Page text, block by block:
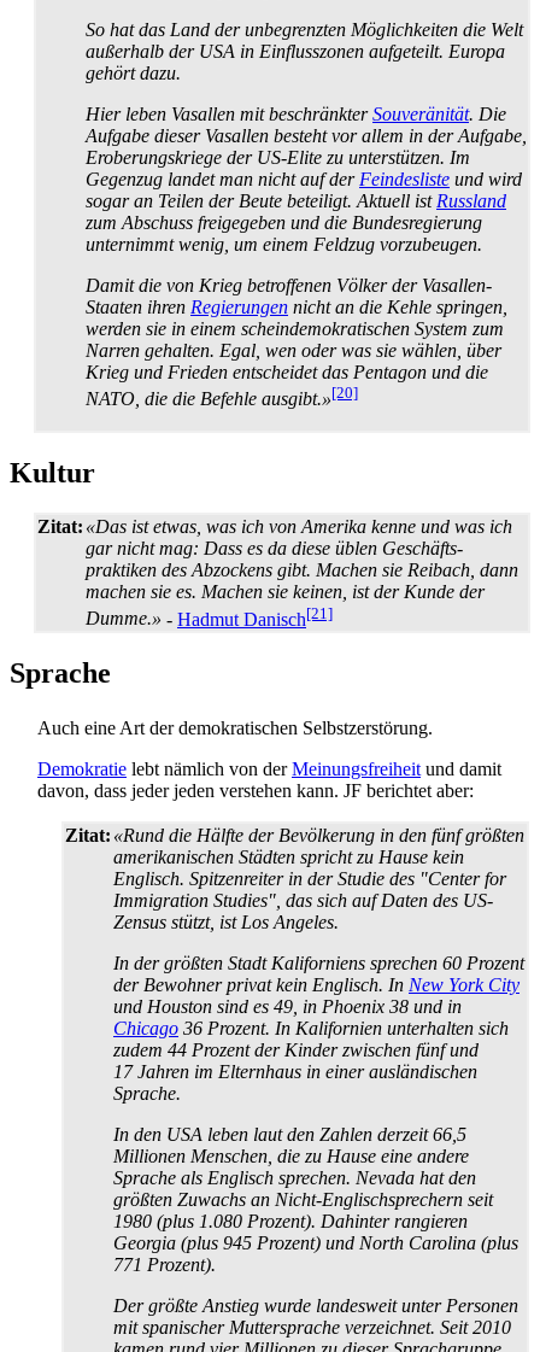
So hat das Land der unbegrenzten Möglichkeiten die Welt
außerhalb der USA in Einflusszonen aufgeteilt. Europa
gehört dazu.
Hier leben Vasallen mit beschränkterSouveränität. Die
Aufgabe dieser Vasallen besteht vor allem in der Aufgabe,
Eroberungs­kriege der US-Elite zu unterstützen. Im
Gegenzug landet man nicht auf der Feindesliste und wird
sogar an Teilen der Beute beteiligt. Aktuell ist Russland
zum Abschuss freigegeben und die Bundes­regierung
unternimmt wenig, um einem Feldzug vorzubeugen.
Damit die von Krieg betroffenen Völker der Vasallen-
Staaten ihren Regierungen nicht an die Kehle springen,
werden sie in einem schein­demokratischen System zum
Narren gehalten. Egal, wen oder was sie wählen, über
Krieg und Frieden entscheidet das Pentagon und die
NATO, die die Befehle ausgibt.»[20]
Kultur
Zitat: «Das ist etwas, was ich von Amerika kenne und was ich
gar nicht mag: Dass es da diese üblen Geschäfts­
praktiken des Abzockens gibt. Machen sie Reibach, dann
machen sie es. Machen sie keinen, ist der Kunde der
Dumme.» - Hadmut Danisch[21]
Sprache
Auch eine Art der demokratischen Selbstzerstörung.
Demokratie lebt nämlich von derMeinungsfreiheit und damit
davon, dass jeder jeden verstehen kann. JF berichtet aber:
Zitat: «Rund die Hälfte der Bevölkerung in den fünf größten
amerikanischen Städten spricht zu Hause kein
Englisch. Spitzenreiter in der Studie des "Center for
Immigration Studies", das sich auf Daten des US-
Zensus stützt, ist Los Angeles.
In der größten Stadt Kaliforniens sprechen 60 Prozent
der Bewohner privat kein Englisch. In New York City
und Houston sind es 49, in Phoenix 38 und in
Chicago 36 Prozent. In Kalifornien unterhalten sich
zudem 44 Prozent der Kinder zwischen fünf und
17 Jahren im Elternhaus in einer ausländischen
Sprache.
In den USA leben laut den Zahlen derzeit 66,5
Millionen Menschen, die zu Hause eine andere
Sprache als Englisch sprechen. Nevada hat den
größten Zuwachs an Nicht-Englisch­sprechern seit
1980 (plus 1.080 Prozent). Dahinter rangieren
Georgia (plus 945 Prozent) und North Carolina (plus
771 Prozent).
Der größte Anstieg wurde landesweit unter Personen
mit spanischer Muttersprache verzeichnet. Seit 2010